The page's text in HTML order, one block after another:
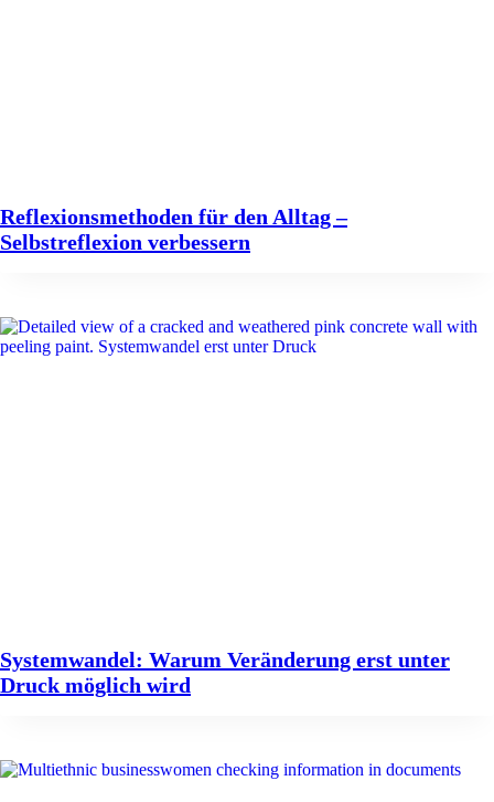
Reflexionsmethoden für den Alltag –
Selbstreflexion verbessern
Systemwandel: Warum Veränderung erst unter
Druck möglich wird